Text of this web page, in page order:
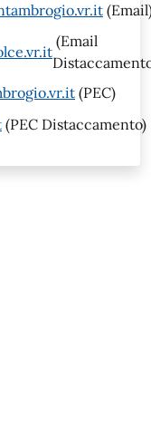
(Email
(PEC)
(PEC Distaccamento)